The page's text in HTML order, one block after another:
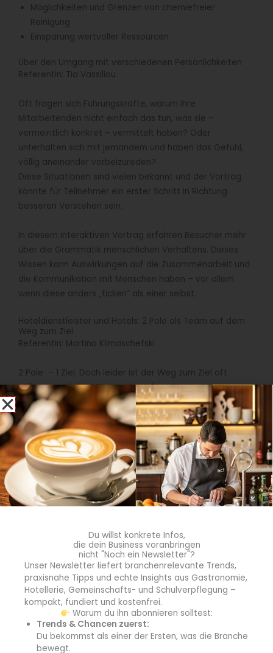
Möglichkeiten und Grenzen von chemiefreier
Reinigung
Einsparung wertvoller Ressourcen
Über den Umgang mit verschiedenen Persönlichkeiten
Referentin: Tia Vassiliou
Oft fragen sich Führungskräfte, warum Ihre
Mitarbeitenden nicht einfach das tun, was sie –
vermeintlich konkret – vermittelt haben? Oder
unterhalten sich mit jemandem und haben das Gefühl,
völlig aneinander vorbeizureden?
Diese Situationen sind vielen bekannt und der Vortrag
könnte für Teilnehmer ein erster Schritt in Richtung
besseren Verstehen sein.
In diesem interaktiven Vortrag erfahren Besucher mehr
über die Grammatik menschlichen Verhaltens. Dieses
Wissen kann Auswirkungen auf die Zusammenarbeit und
die Kommunikation mit Menschen haben – vor allem
wenn diese anders „ticken“ als einer selbst.
Hoteldienstleister und Hotels: 2 Pole als Team auf dem
Weg zum Ziel
Referentin: Martina Klimaschefski
2 Pole – 1 Ziel. Doch leider ist der Weg zum Ziel oft
mühsam und das Miteinander schwierig.
Wie wir respektvoll und entspanntgemeinsam ans Ziel
kommen können, berichtet Martina Klimaschefski. Damit
folgende Situationen endgültig der Vergangenheit
angehören: Die Vorarbeiter sind zu wenig auf der Etage
und stehen zwischen Kostendruck des Dienstleisters und
Qualitätsanspruch des Hotels. Die Reinigungskräfte sind
nicht gut genug eingearbeitet und wollen so schnell wie
möglich fertig werden. Die Übergabe der Zimmer erfolgt
Folge müssen die Supervisor viel nacharbeiten.
In diesem Vortrag erhalten Teilnehmer Anregungen
dafür, mehr Miteinander zu erreichen und den Weg zum
gemeinsamen Ziel leicht und positiv zu gestalten.
Wie Sie mit kleinen Stellschrauben der Lawine des Glücks
Anschwung geben können
Referentin: Kirsten von Mejer
Du willst konkrete Infos,
die dein Business voranbringen
nicht "Noch ein Newsletter"?
Unser Newsletter liefert branchenrelevante Trends,
praxisnahe Tipps und echte Insights aus Gastronomie,
Hotellerie, Gemeinschafts- und Schulverpflegung –
kompakt, fundiert und kostenfrei.
Warum du ihn abonnieren solltest:
Trends & Chancen zuerst:
Du bekommst als einer der Ersten, was die Branche
bewegt.